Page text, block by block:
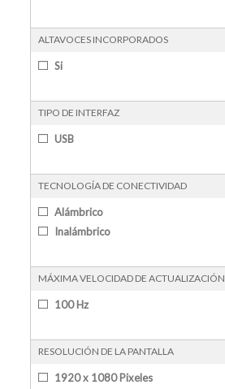
ALTAVOCES INCORPORADOS
Si
TIPO DE INTERFAZ
USB
TECNOLOGÍA DE CONECTIVIDAD
Alámbrico
Inalámbrico
MÁXIMA VELOCIDAD DE ACTUALIZACIÓN
100 Hz
RESOLUCIÓN DE LA PANTALLA
1920 x 1080 Pixeles